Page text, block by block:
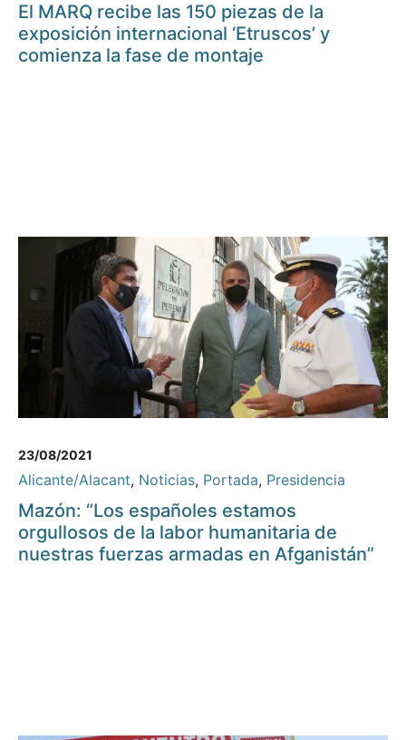
El MARQ recibe las 150 piezas de la
exposición internacional ‘Etruscos’ y
comienza la fase de montaje
23/08/2021
Alicante/Alacant, Noticias, Portada, Presidencia
Mazón: “Los españoles estamos
orgullosos de la labor humanitaria de
nuestras fuerzas armadas en Afganistán”